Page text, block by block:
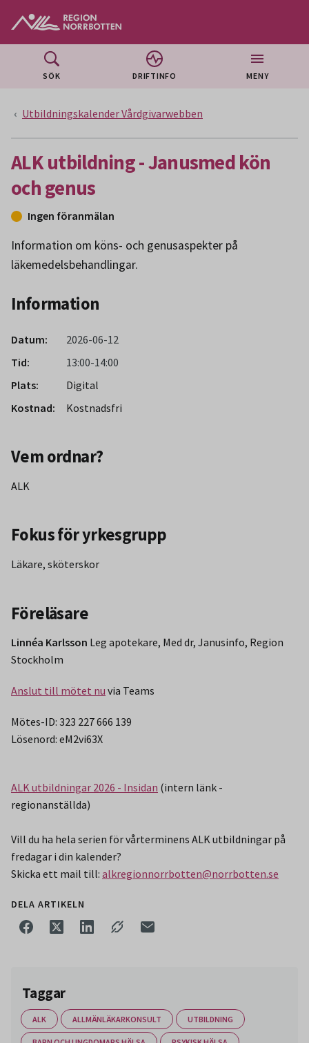
SÖK DRIFTINFO MENY
Utbildningskalender Vårdgivarwebben
ALK utbildning - Janusmed kön
och genus
Ingen föranmälan
Information om köns- och genusaspekter på
läkemedelsbehandlingar.
Information
Datum:
2026-06-12
Tid:
13:00-14:00
Plats:
Digital
Kostnad:
Kostnadsfri
Vem ordnar?
ALK
Fokus för yrkesgrupp
Läkare, sköterskor
Föreläsare
Linnéa Karlsson Leg apotekare, Med dr, Janusinfo, Region
Stockholm
Anslut till mötet nu via Teams
Mötes-ID: 323 227 666 139
Lösenord: eM2vi63X
ALK utbildningar 2026 - Insidan (intern länk -
regionanställda)
Vill du ha hela serien för vårterminens ALK utbildningar på
fredagar i din kalender?
Skicka ett mail till: alkregionnorrbotten@norrbotten.se
DELA ARTIKELN
Taggar
ALK ALLMÄNLÄKARKONSULT UTBILDNING